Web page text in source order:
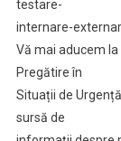
testare-
internare-
Vă mai aducem
Pregătire în
Situații de
sursă de